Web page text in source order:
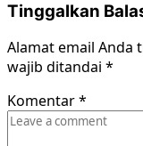
Tinggalkan
Alamat email Anda
wajib ditandai *
Komentar*